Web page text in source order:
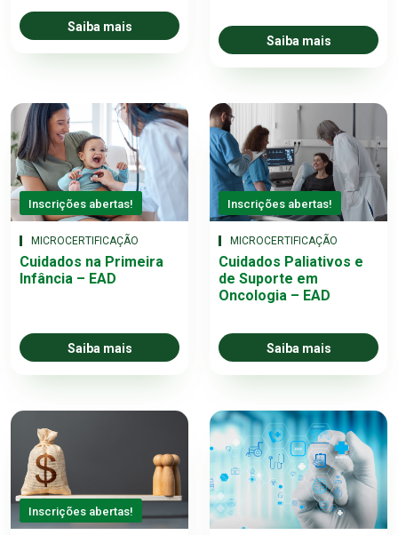
Saiba mais
Saiba mais
Inscrições abertas!
MICROCERTIFICAÇÃO
Cuidados na Primeira
Infância – EAD
Saiba mais
Inscrições abertas!
MICROCERTIFICAÇÃO
Cuidados Paliativos e
de Suporte em
Oncologia – EAD
Saiba mais
Inscrições abertas!